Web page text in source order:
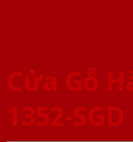
Cửa Gỗ
1352-SGD